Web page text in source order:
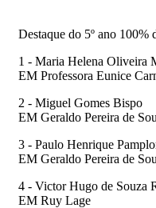
Destaque do 5º ano 100%
1 - Maria Helena Oliveira
EM Professora Eunice
2 - Miguel Gomes Bispo
EM Geraldo Pereira de
3 - Paulo Henrique
EM Geraldo Pereira de
4 - Victor Hugo de Souza
EM Ruy Lage